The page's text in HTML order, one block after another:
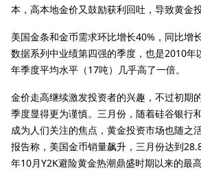
本，高本地金价又鼓励获利回吐，导致黄金
美国金条和金币需求环比增长40%，同比增
数据系列中业绩第四强的季度，也是2010年
年季度平均水平（17吨）几乎高了一倍。
金价走高继续激发投资者的兴趣，不过初期
季度显得更为谨慎。三月份，随着硅谷银行
成为人们关注的焦点，黄金投资市场也随之
报告称，美国金币销量飙升，三月份达到
年10月Y2K避险黄金热潮鼎盛时期以来的最